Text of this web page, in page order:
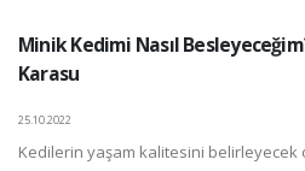
Minik Kedimi Nasıl
Karasu
25.10.2022
Kedilerin yaşam kalitesini belirleyecek